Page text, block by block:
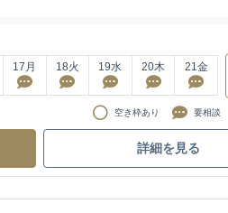
17 月 18火 19水 20木 21金
空き枠あり 要相談
詳細を見る